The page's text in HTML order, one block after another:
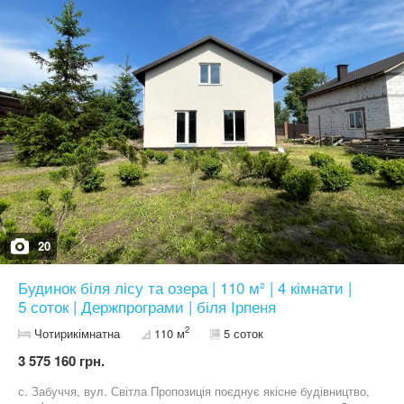
ділянка — 5 соток Будівництво: Стіни — газоблок 300 мм
Утеплення — пінопласт 100 мм Перекриття — монолітне Сходи
— монолітні Покрівля — металочерепиця Утеплення даху —
мінеральна вата 200 мм Комунікації: Електроенергія — 13 кВт, 3
фази (лічильник день/ніч) Водопостачання — свердловина
Каналізація — септик 12 м³ Територія Ділянка 5 соток
правильної форми Автоматичні ворота В’їзна група буде
викладена тротуарною плиткою Передбачені зелені насадження
біля будинку Додатково: Можливе придбання за державними
програмами: єОселя, сертифікат, державні постанови Також
можливе виконання ремонту під ключ Детальна інформація та
перегляд — за телефоном.
20
Будинок біля лісу та озера | 110 м² | 4 кімнати |
5 соток | Держпрограми | біля Ірпеня
Чотирикімнатна 110 м2 5 соток
3 575 160 грн.
с. Забуччя, вул. Світла Пропозиція поєднує якісне будівництво,